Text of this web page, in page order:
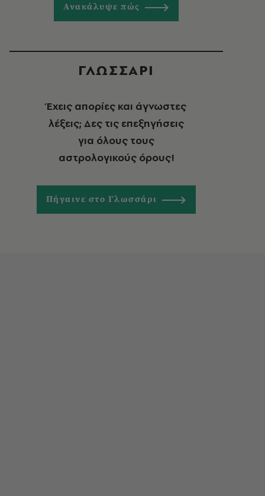
Ανακάλυψε πώς
ΓΛΩΣΣΑΡΙ
Έχεις απορίες και άγνωστες
λέξεις; Δες τις επεξηγήσεις
για όλους τους
αστρολογικούς όρους!
Πήγαινε στο Γλωσσάρι